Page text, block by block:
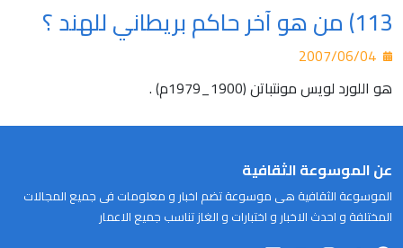
113) من هو آخر حاكم بريطاني للهند ؟
هو اللورد لويس مونتباتن (1900_1979م) .
عن الموسوعة الثقافية
الموسوعة الثقافية هى موسوعة تضم اخبار و معلومات فى جميع المجالات
المختلفة و احدث الاخبار و اختبارات و الغاز تناسب جميع الاعمار